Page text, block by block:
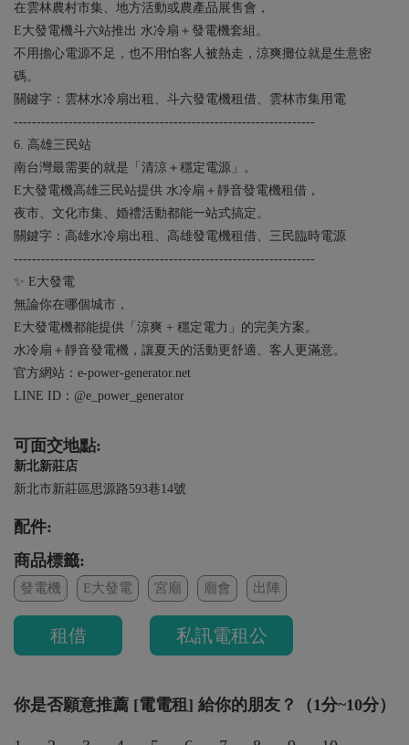
在雲林農村市集、地方活動或農產品展售會，
E大發電機斗六站推出 水冷扇＋發電機套組。
不用擔心電源不足，也不用怕客人被熱走，涼爽攤位就是生意密
碼。
關鍵字：雲林水冷扇出租、斗六發電機租借、雲林市集用電
------------------------------------------------------------------
6. 高雄三民站
南台灣最需要的就是「清涼＋穩定電源」。
E大發電機高雄三民站提供 水冷扇＋靜音發電機租借，
夜市、文化市集、婚禮活動都能一站式搞定。
關鍵字：高雄水冷扇出租、高雄發電機租借、三民臨時電源
------------------------------------------------------------------
✨ E大發電
無論你在哪個城市，
E大發電機都能提供「涼爽 + 穩定電力」的完美方案。
水冷扇＋靜音發電機，讓夏天的活動更舒適、客人更滿意。
官方網站：e-power-generator.net
LINE ID：@e_power_generator
可面交地點:
新北新莊店
新北市新莊區思源路593巷14號
配件:
商品標籤:
發電機 E大發電 宮廟 廟會 出陣
租借 私訊電租公
你是否願意推薦 [電電租] 給你的朋友？（1分~10分）